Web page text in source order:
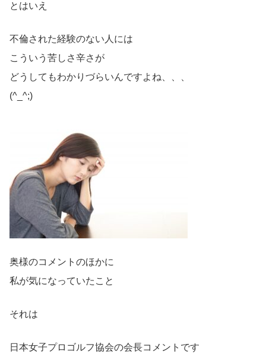
とはいえ
不倫された経験のない人には
こういう苦しさ辛さが
どうしてもわかりづらいんですよね、、、
(^_^;)
奥様のコメントのほかに
私が気になっていたこと
それは
日本女子プロゴルフ協会の会長コメントです